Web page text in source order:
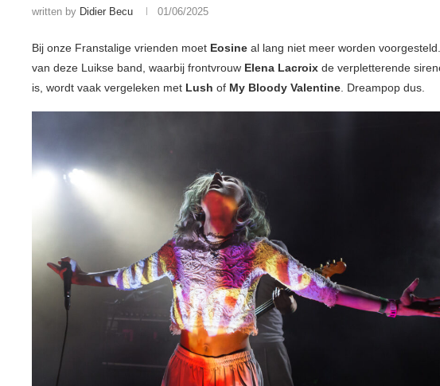
written by Didier Becu 01/06/2025
Bij onze Franstalige vrienden moet Eosine al lang niet meer worden
van deze Luikse band, waarbij frontvrouw Elena Lacroix de verpletterende
is, wordt vaak vergeleken met Lush of My Bloody Valentine. Dreampop dus.